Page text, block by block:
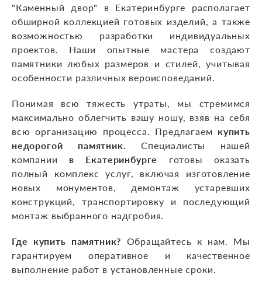
"Каменный двор" в Екатеринбурге располагает
обширной коллекцией готовых изделий, а также
возможностью разработки индивидуальных
проектов. Наши опытные мастера создают
памятники любых размеров и стилей, учитывая
особенности различных вероисповеданий.
Понимая всю тяжесть утраты, мы стремимся
максимально облегчить вашу ношу, взяв на себя
всю организацию процесса. Предлагаем купить
недорогой памятник.Специалисты нашей
компании в Екатеринбурге
готовы оказать
полный комплекс услуг, включая изготовление
новых монументов, демонтаж устаревших
конструкций, транспортировку и последующий
монтаж выбранного надгробия.
Где купить памятник? Обращайтесь к нам. Мы
гарантируем оперативное и качественное
выполнение работ в установленные сроки.